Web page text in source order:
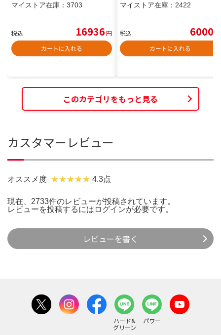
マイストア在庫： 3703
税込 16936円
カートに入れる
マイストア在庫： 2422
税込 6000
カートに入れる
このカテゴリをもっと見る
カスタマーレビュー
オススメ度 4.3点
現在、2733件のレビューが投稿されています。
レビューを投稿するには ログインが必要です。
レビューを書く
ハード&
グリーン
パワー